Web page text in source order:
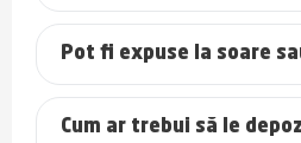
Pot fi expuse la soare
Cum ar trebui să le